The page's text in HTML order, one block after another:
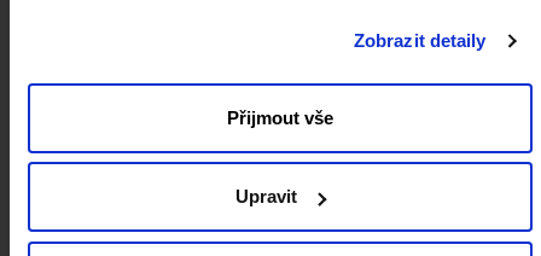
Zobrazit detaily
Přijmout vše
Upravit
Kompletní cloudové
prostředí pro vývoj vašich
projektů